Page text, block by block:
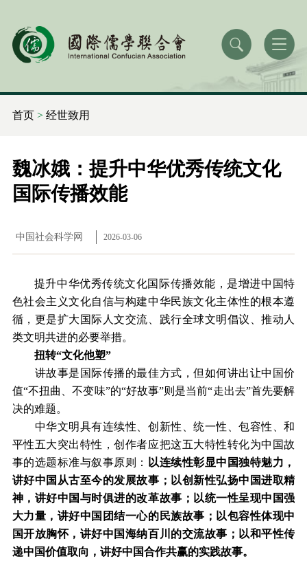
首页> 经世致用
魏冰娥：提升中华优秀传统文化
国际传播效能
中国社会科学网 2026-03-06
提升中华优秀传统文化国际传播效能，是增进中国特
色社会主义文化自信与构建中华民族文化主体性的根本遵
循，更是扩大国际人文交流、践行全球文明倡议、推动人
类文明共进的必要举措。
扭转“文化他塑”
讲故事是国际传播的最佳方式，但如何讲出让中国价
值“不扭曲、不变味”的“好故事”则是当前“走出去”首先要解
决的难题。
中华文明具有连续性、创新性、统一性、包容性、和
平性五大突出特性，创作者应把这五大特性转化为中国故
事的选题标准与叙事原则：
以连续性彰显中国独特魅力，
讲好中国从古至今的发展故事；以创新性弘扬中国进取精
神，讲好中国与时俱进的改革故事；以统一性呈现中国强
大力量，讲好中国团结一心的民族故事；以包容性体现中
国开放胸怀，讲好中国海纳百川的交流故事；以和平性传
递中国价值取向，讲好中国合作共赢的实践故事。